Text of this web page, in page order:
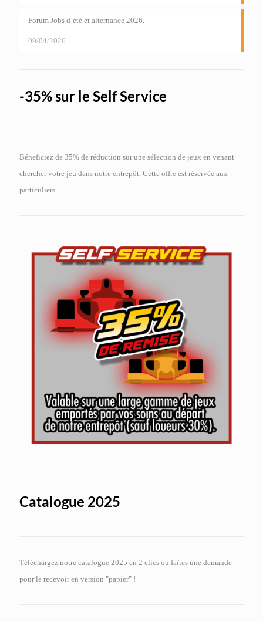
Forum Jobs d’été et alternance 2026.
09/04/2026
-35% sur le Self Service
Béneficiez de 35% de réduction sur une sélection de jeux en venant
chercher votre jeu dans notre entrepôt. Cette offre est réservée aux
particuliers
Catalogue 2025
Téléchargez notre catalogue 2025 en 2 clics ou faîtes une demande
pour le recevoir en version "papier" !